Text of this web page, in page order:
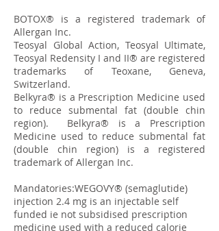
BOTOX® is a registered trademark of
Allergan Inc.
Teosyal Global Action, Teosyal Ultimate,
Teosyal Redensity I and II® are registered
trademarks of Teoxane, Geneva,
Switzerland.
​Belkyra® is a Prescription Medicine used
to reduce submental fat (double chin
region). Belkyra® is a Prescription
Medicine used to reduce submental fat
(double chin region) is a registered
trademark of Allergan Inc.
Mandatories:WEGOVY® (semaglutide)
injection 2.4 mg is an injectable self
funded ie not subsidised prescription
medicine used with a reduced calorie